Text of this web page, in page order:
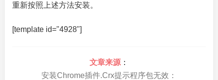
重新按照上述方法安装。
[template id="4928"]
文章来源 ：
安装Chrome插件.Crx提示程序包无效：